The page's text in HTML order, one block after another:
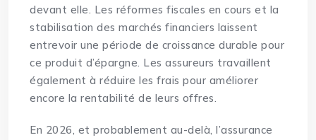
devant elle. Les réformes fiscales en cours et la
stabilisation des marchés financiers laissent
entrevoir une période de croissance durable pour
ce produit d’épargne. Les assureurs travaillent
également à réduire les frais pour améliorer
encore la rentabilité de leurs offres.
En 2026, et probablement au-delà, l’assurance